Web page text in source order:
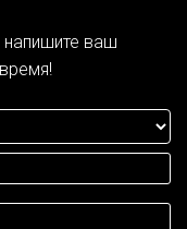
напишите ваш